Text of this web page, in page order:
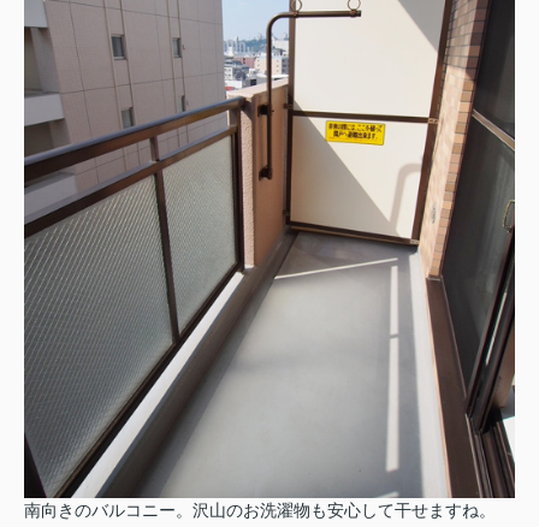
南向きのバルコニー。沢山のお洗濯物も安心して干せますね。